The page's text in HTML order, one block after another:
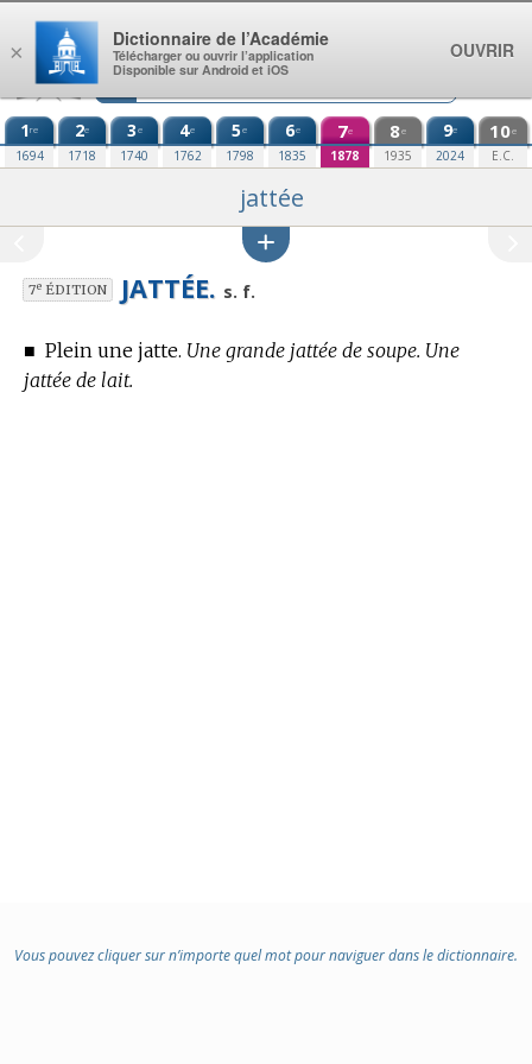
Aller au contenu
1re
1694
2e
1718
3e
1740
4e
1762
5e
1798
6e
1835
7e
1878
8e
1935
9e
2024
10e
E.C.
jattée
7eÉDITION JATTÉE. s. f.
■ Plein une jatte. Une grande jattée de soupe. Une
jattée de lait.
Vous pouvez cliquer sur n’importe quel mot pour naviguer dans le dictionnaire.
×
Dictionnaire de l’Académie
Télécharger ou ouvrir l’application
Disponible sur Android et iOS
OUVRIR